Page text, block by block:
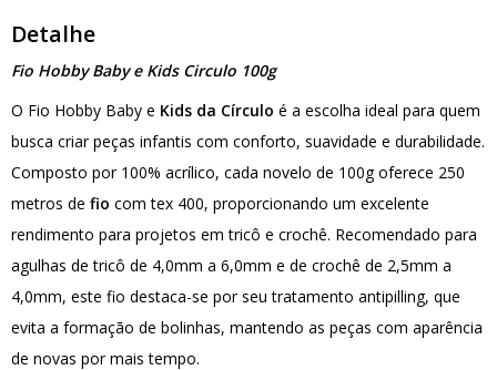
Detalhe
Fio Hobby Baby e Kids Circulo 100g
O Fio Hobby Baby e Kids da Círculo é a escolha ideal para quem
busca criar peças infantis com conforto, suavidade e durabilidade.
Composto por 100% acrílico, cada novelo de 100g oferece 250
metros de fio com tex 400, proporcionando um excelente
rendimento para projetos em tricô e crochê. Recomendado para
agulhas de tricô de 4,0mm a 6,0mm e de crochê de 2,5mm a
4,0mm, este fio destaca-se por seu tratamento antipilling, que
evita a formação de bolinhas, mantendo as peças com aparência
de novas por mais tempo.